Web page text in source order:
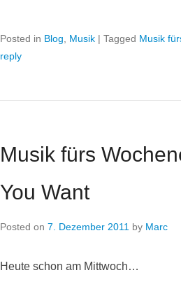
Posted in Blog Musik | Tagged Musik
reply
Musik fürs
You Want
Posted on 7. Dezember 2011 by Marc
Heute schon am Mittwoch…